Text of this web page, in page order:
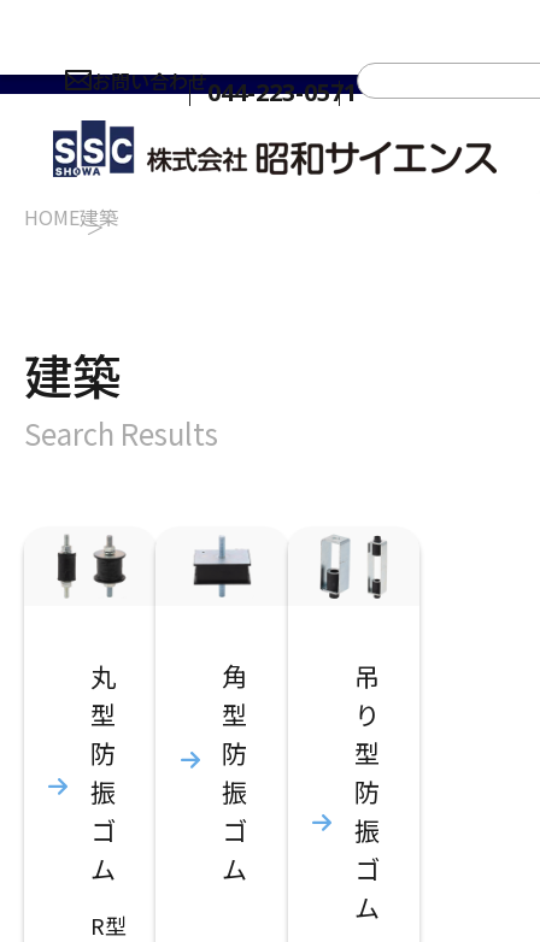
お問い合わせ044-223-0571
HOME建築
建築
Search Results
丸
型
防
振
ゴ
ム
R型
角
型
防
振
ゴ
ム
吊
り
型
防
振
ゴ
ム